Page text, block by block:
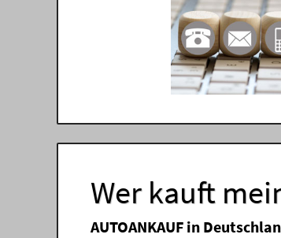
Wer kauft
AUTOANKAUF in